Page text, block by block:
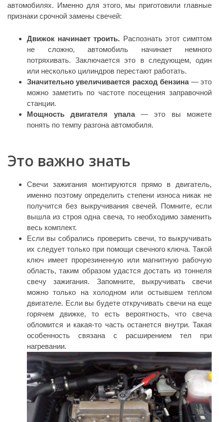
автомобилях. Именно для этого, мы приготовили главные
признаки срочной замены свечей:
Движок начинает троить. Распознать этот симптом
не сложно, автомобиль начинает немного
потряхивать. Заключается это в следующем, один
или несколько цилиндров перестают работать.
Значительно увеличивается расход бензина — это
можно заметить по частоте посещения заправочной
станции.
Мощность двигателя упала — это вы можете
понять по темпу разгона автомобиля.
Это важно знать
Свечи зажигания монтируются прямо в двигатель,
именно поэтому определить степени износа никак не
получится без выкручивания свечей. Помните, если
вышла из строя одна свеча, то необходимо заменить
весь комплект.
Если вы собрались проверить свечи, то выкручивать
их следует только при помощи свечного ключа. Такой
ключ имеет прорезиненную или магнитную рабочую
область, таким образом удастся достать из тоннеля
свечу зажигания. Запомните, выкручивать свечи
можно только на холодном или остывшем теплом
двигателе. Если вы будете откручивать свечи на еще
горячем движке, то есть вероятность, что свеча
обломится и какая-то часть останется внутри. Такая
особенность связана с расширением тел при
нагревании.